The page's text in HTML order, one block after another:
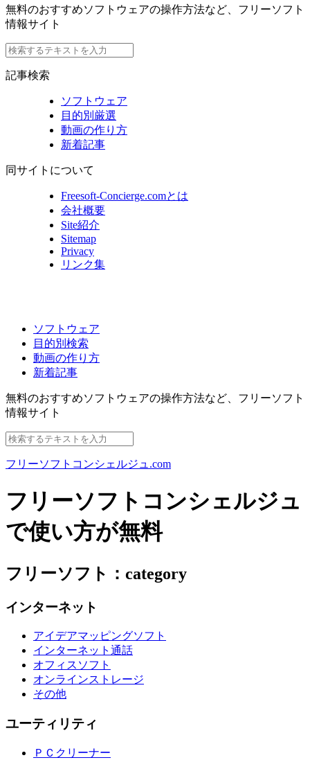
無料のおすすめソフトウェアの操作方法など、フリーソフト
情報サイト
記事検索
ソフトウェア
目的別厳選
動画の作り方
新着記事
同サイトについて
Freesoft-Concierge.comとは
会社概要
Site紹介
Sitemap
Privacy
リンク集
ソフトウェア
目的別検索
動画の作り方
新着記事
無料のおすすめソフトウェアの操作方法など、 フリーソフト
情報サイト
フリーソフトコンシェルジュ.com
フリーソフトコンシェルジュ
で使い方が無料
フリーソフト：category
インターネット
アイデアマッピングソフト
インターネット通話
オフィスソフト
オンラインストレージ
その他
ユーティリティ
ＰＣクリーナー